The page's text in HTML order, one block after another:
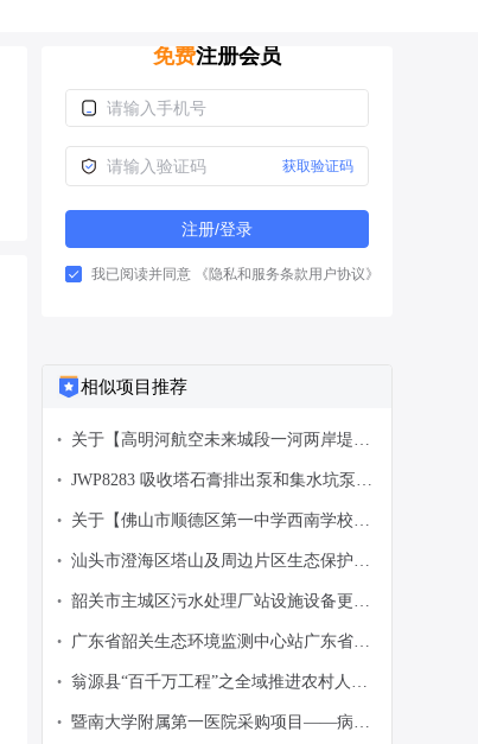
免费注册会员
获取验证码
注册/登录
我已阅读并同意 《隐私和服务条款用户协议》
相似项目推荐
•
关于【高明河航空未来城段一河两岸堤岸
纲）服务】中选结果的公告
• JWP8283 吸收塔石膏排出泵和集水坑泵需
•
关于【佛山市顺德区第一中学西南学校
服务项目】中选结果的公告
• 汕头市澄海区塔山及周边片区生态保护修
人公示
• 韶关市主城区污水处理厂站设施设备更新
•
广东省韶关生态环境监测中心站广东省韶
测能力提升项目-包组3的合同公告
• 翁源县“百千万工程”之全域推进农村人居
活污水治理建设项目施工开标记录
• 暨南大学附属第一医院采购项目——病理